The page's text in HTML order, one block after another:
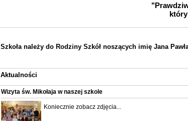
Szkoła należy do Rodziny Szkół noszących imię Jana
Aktualności
Wizyta św. Mikołaja w naszej szkole
Koniecznie zobacz zdjęcia...